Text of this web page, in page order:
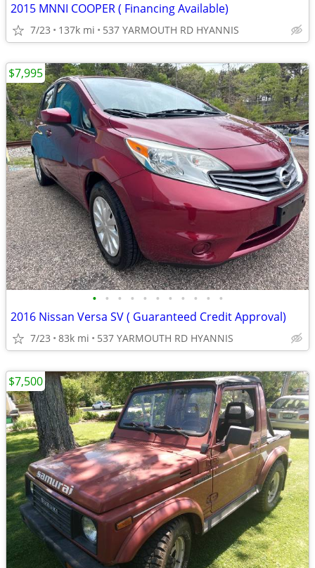
2015 MNNI COOPER ( Financing Available)
7/23 137k mi 537 YARMOUTH RD HYANNIS
• • • • • • • • • • •
2016 Nissan Versa SV ( Guaranteed Credit Approval)
7/23 83k mi 537 YARMOUTH RD HYANNIS
$7,995
$7,500